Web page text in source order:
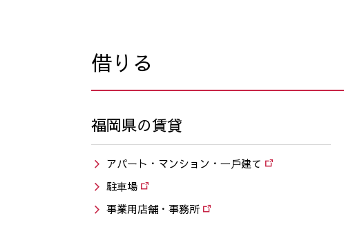
借りる
福岡県の賃貸
アパート・マンション・⼀⼾建て
駐⾞場
事業用店舗・事務所